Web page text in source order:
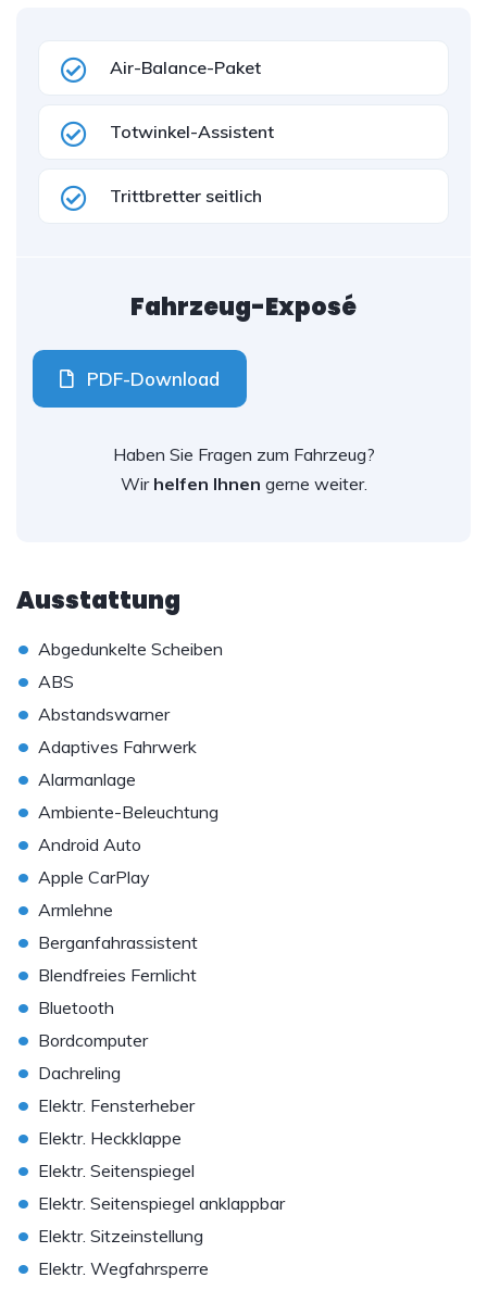
Air-Balance-Paket
Totwinkel-Assistent
Trittbretter seitlich
Fahrzeug-Exposé
PDF-Download
Haben Sie Fragen zum Fahrzeug?
Wir helfen Ihnen gerne weiter.
Ausstattung
• Abgedunkelte Scheiben
• ABS
• Abstandswarner
• Adaptives Fahrwerk
• Alarmanlage
• Ambiente-Beleuchtung
• Android Auto
• Apple CarPlay
• Armlehne
• Berganfahrassistent
• Blendfreies Fernlicht
• Bluetooth
• Bordcomputer
• Dachreling
• Elektr. Fensterheber
• Elektr. Heckklappe
• Elektr. Seitenspiegel
• Elektr. Seitenspiegel anklappbar
• Elektr. Sitzeinstellung
• Elektr. Wegfahrsperre